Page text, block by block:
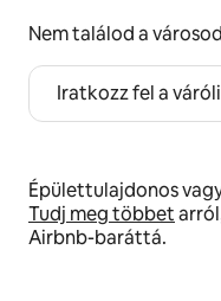
Nem találod a
Iratkozz fel a
Épülettulajdonos
Tudj meg többet
Airbnb-baráttá.